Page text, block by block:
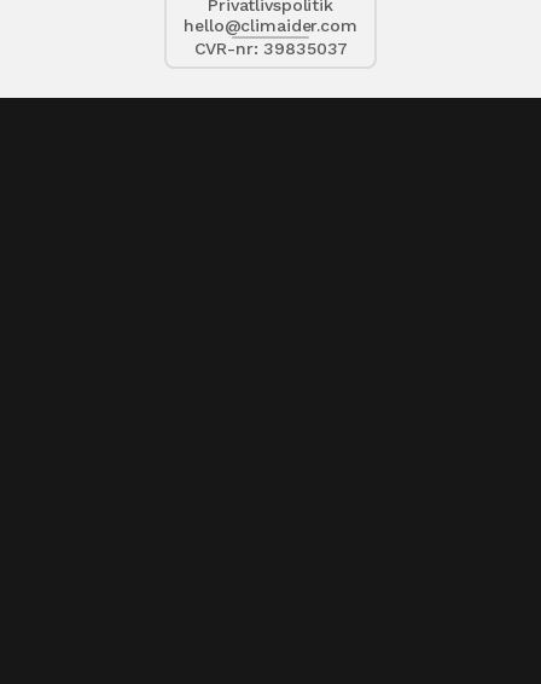
Privatlivspolitik
hello@climaider.com
CVR-nr: 39835037